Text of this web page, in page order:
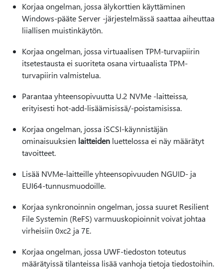
Korjaa ongelman, jossa älykorttien käyttäminen
Windows-pääte Server -järjestelmässä saattaa aiheuttaa
liiallisen muistinkäytön.
Korjaa ongelman, jossa virtuaalisen TPM-turvapiirin
itsetestausta ei suoriteta osana virtuaalista TPM-
turvapiirin valmistelua.
Parantaa yhteensopivuutta U.2 NVMe -laitteissa,
erityisesti hot-add-lisäämisissä/-poistamisissa.
Korjaa ongelman, jossa iSCSI-käynnistäjän
ominaisuuksien laitteiden luettelossa ei näy määrätyt
tavoitteet.
Lisää NVMe-laitteille yhteensopivuuden NGUID- ja
EUI64-tunnusmuodoille.
Korjaa synkronoinnin ongelman, jossa suuret Resilient
File Systemin (ReFS) varmuuskopioinnit voivat johtaa
virheisiin 0xc2 ja 7E.
Korjaa ongelman, jossa UWF-tiedoston toteutus
määrätyissä tilanteissa lisää vanhoja tietoja tiedostoihin.